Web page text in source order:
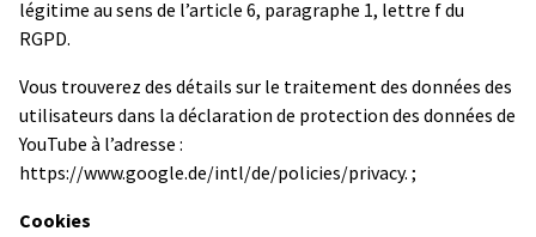
légitime au sens de l’article 6, paragraphe 1, lettre f du
RGPD.
Vous trouverez des détails sur le traitement des données des
utilisateurs dans la déclaration de protection des données de
YouTube à l’adresse :
https://www.google.de/intl/de/policies/privacy. ;
Cookies